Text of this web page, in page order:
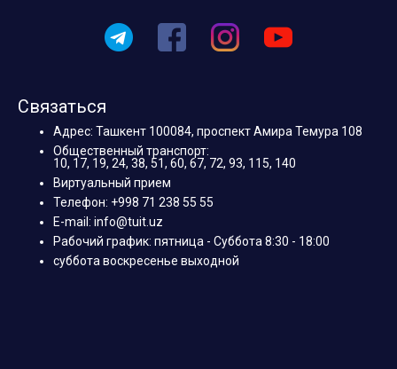
Связаться
Адрес: Ташкент 100084, проспект Амира Темура 108
Общественный транспорт:
10, 17, 19, 24, 38, 51, 60, 67, 72, 93, 115, 140
Виртуальный прием
Телефон: +998 71 238 55 55
E-mail: info@tuit.uz
Рабочий график: пятница - Суббота 8:30 - 18:00
суббота воскресенье выходной